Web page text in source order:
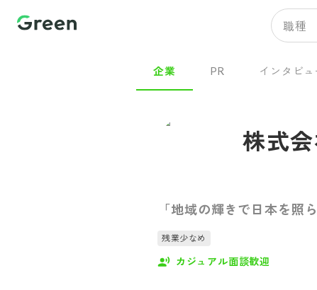
職種
企業 PR インタビュ
株式
「地域の輝きで日本を
残業少なめ
カジュアル面談歓迎